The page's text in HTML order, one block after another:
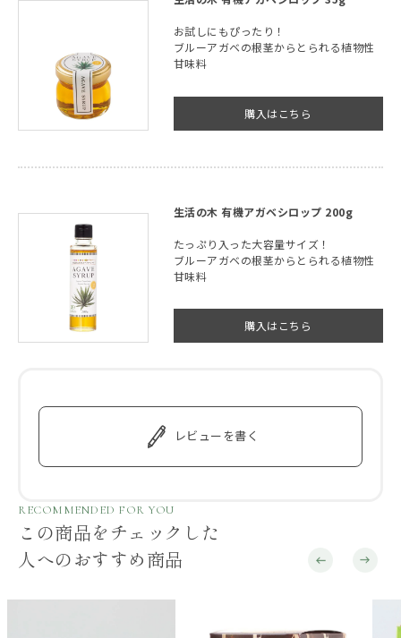
お試しにもぴったり！
ブルーアガベの根茎からとられる植物性
甘味料
購入はこちら
生活の木 有機アガベシロップ 200g
たっぷり入った大容量サイズ！
ブルーアガベの根茎からとられる植物性
甘味料
購入はこちら
レビューを書く
RECOMMENDED FOR YOU
この商品をチェックした
人へのおすすめ商品